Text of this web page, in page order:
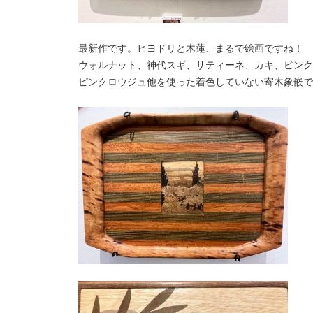
最新作です。ヒヨドリと木蓮、まるで絵画ですね！
ウォルナット、神代スギ、サティーネ、カキ、ピンク
ピンクロウジュ他を使った着色していない寄木象嵌で